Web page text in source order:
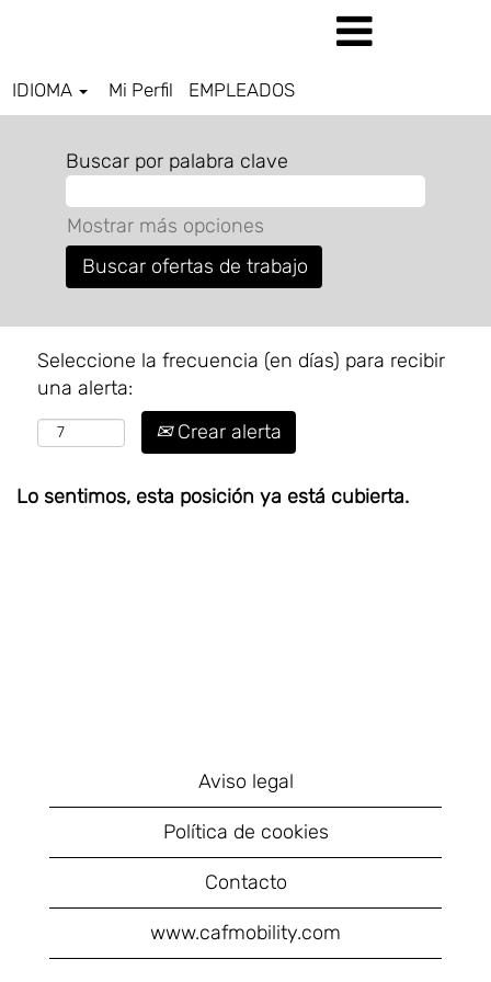
IDIOMA Mi Perfil EMPLEADOS
Buscar por palabra clave
Mostrar más opciones
Seleccione la frecuencia (en días) para recibir
una alerta:
Crear alerta
Lo sentimos, esta posición ya está cubierta.
Aviso legal
Política de cookies
Contacto
www.cafmobility.com